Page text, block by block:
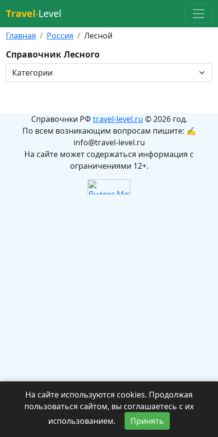
Travel-Level
Главная Россия Лесной
Справочник Лесного
Справочнки РФ travel-level.ru © 2026 год.
По всем возникающим вопросам пишите: ✍
info@travel-level.ru
На сайте может содержаться информация с
ограничениями 12+.
На сайте используются cookies. Продолжая
пользоваться сайтом, вы соглашаетесь с их
использованием.
Принять